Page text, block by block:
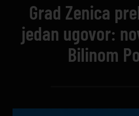
Grad Zenica
jedan ugovor:
Bilinom